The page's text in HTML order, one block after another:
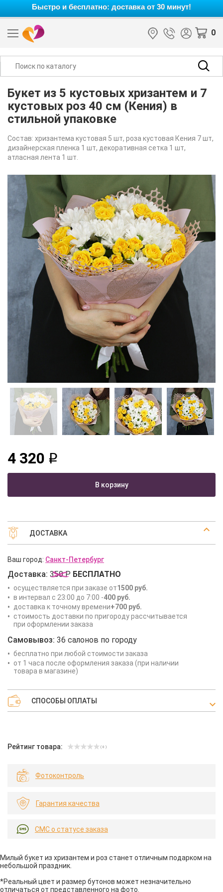
Быстро и бесплатно: доставка от 30 минут!
0
Букет из 5 кустовых хризантем и 7
кустовых роз 40 см (Кения) в
стильной упаковке
Состав: хризантема кустовая 5 шт, роза кустовая Кения 7 шт,
дизайнерская пленка 1 шт, декоративная сетка 1 шт,
атласная лента 1 шт.
4 320 q
В корзину
ДОСТАВКА
Ваш город: Санкт-Петербург
Доставка: 350 Р БЕСПЛАТНО
осуществляется при заказе от1500 руб.
в интервал с 23:00 до 7:00 -400 руб.
доставка к точному времени+700 руб.
стоимость доставки по пригороду рассчитывается
при оформлении заказа
Самовывоз: 36 салонов по городу
бесплатно при любой стоимости заказа
от 1 часа после оформления заказа (при наличии
товара в магазине)
СПОСОБЫ ОПЛАТЫ
Рейтинг товара: ( 0 )
Фотоконтроль
Гарантия качества
СМС о статусе заказа
Милый букет из хризантем и роз станет отличным подарком на
небольшой праздник.
*Реальный цвет и размер бутонов может незначительно
отличаться от представленного на фото.